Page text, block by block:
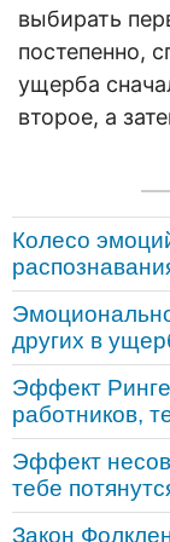
выбирать
постепенно,
ущерба
второе, а
Колесо
других в
Эффект
работников,
Эффект
тебе
Закон